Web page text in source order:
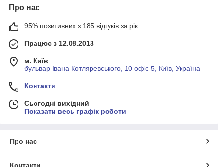
Про нас
95% позитивних з 185 відгуків за рік
Працює з 12.08.2013
м. Київ
бульвар Івана Котляревського, 10 офіс 5, Київ, Україна
Контакти
Сьогодні вихідний
Показати весь графік роботи
Про нас
Контакти